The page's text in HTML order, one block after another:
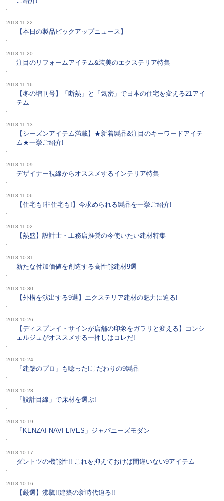
2018-11-22
【本日の製品ピックアップニュース】
2018-11-20
注目のリフォームアイテム&装美のエクステリア特集
2018-11-16
【冬の増刊号】「断熱」と「気密」で日本の住宅を変える21アイ
テム
2018-11-13
【シーズンアイテム満載】★新着製品&注目のキーワードアイテ
ム★一挙ご紹介!
2018-11-09
デザイナー視線からオススメするインテリア特集
2018-11-06
【住宅も!非住宅も!】今求められる製品を一挙ご紹介!
2018-11-02
【熱盛】設計士・工務店推奨の今使いたい建材特集
2018-10-31
新たな付加価値を創造する高性能建材9選
2018-10-30
【外構を演出する9選】エクステリア建材の魅力に迫る!
2018-10-26
【ディスプレイ・サインが店舗の印象をガラリと変える】コンシ
ェルジュがオススメする一押しはコレだ!
2018-10-24
「建築のプロ」も唸った!こだわりの9製品
2018-10-23
「設計目線」で床材を選ぶ!
2018-10-19
「KENZAI-NAVI LIVES」ジャパニーズモダン
2018-10-17
ダントツの機能性!! これを抑えておけば間違いない9アイテム
2018-10-16
【厳選】沸騰!!建築の新時代迫る!!